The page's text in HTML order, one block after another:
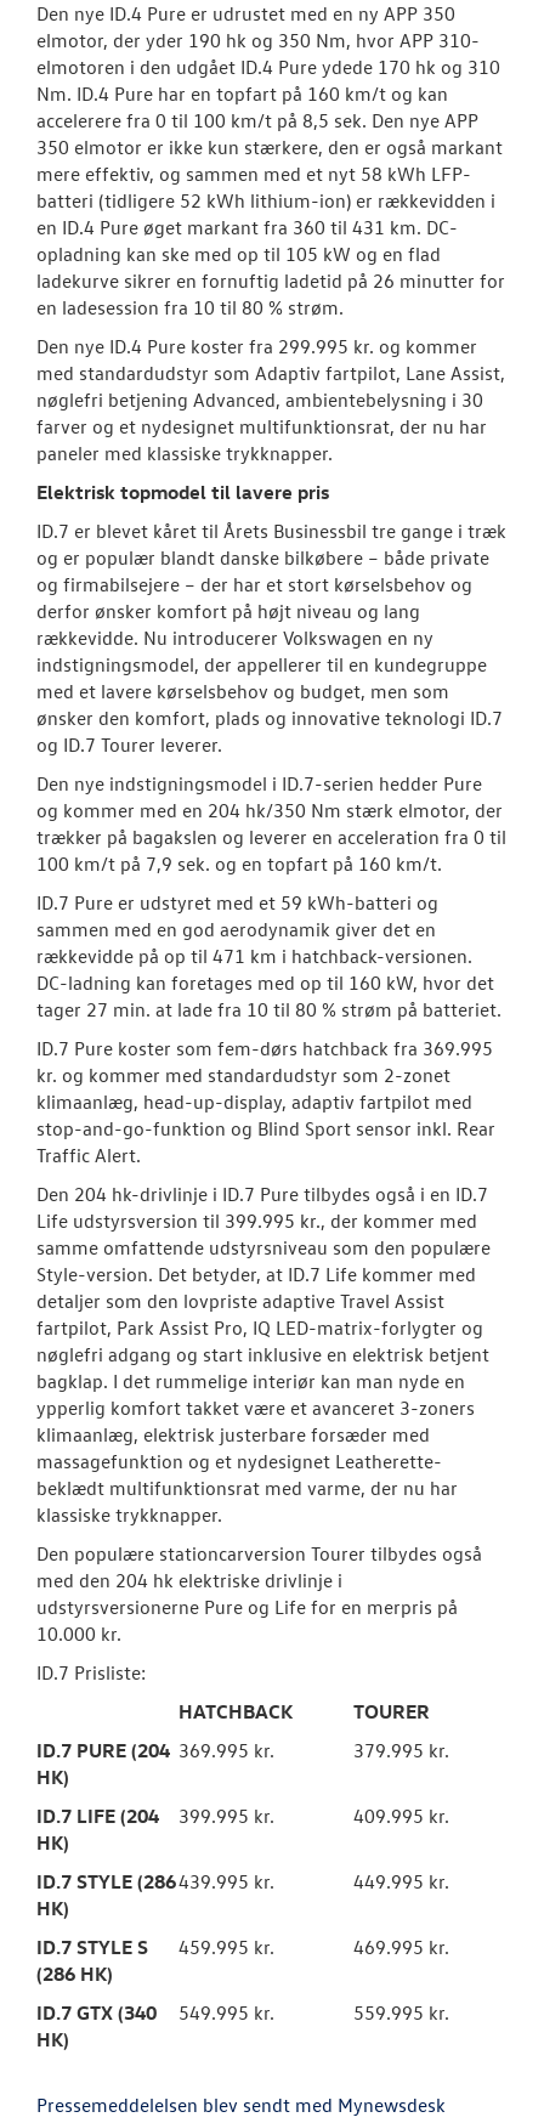
Den nye ID.4 Pure er udrustet med en ny APP 350
elmotor, der yder 190 hk og 350 Nm, hvor APP 310-
elmotoren i den udgået ID.4 Pure ydede 170 hk og 310
Nm. ID.4 Pure har en topfart på 160 km/t og kan
accelerere fra 0 til 100 km/t på 8,5 sek. Den nye APP
350 elmotor er ikke kun stærkere, den er også markant
mere effektiv, og sammen med et nyt 58 kWh LFP-
batteri (tidligere 52 kWh lithium-ion) er rækkevidden i
en ID.4 Pure øget markant fra 360 til 431 km. DC-
opladning kan ske med op til 105 kW og en flad
ladekurve sikrer en fornuftig ladetid på 26 minutter for
en ladesession fra 10 til 80 % strøm.
Den nye ID.4 Pure koster fra 299.995 kr. og kommer
med standardudstyr som Adaptiv fartpilot, Lane Assist,
nøglefri betjening Advanced, ambientebelysning i 30
farver og et nydesignet multifunktionsrat, der nu har
paneler med klassiske trykknapper.
Elektrisk topmodel til lavere pris
ID.7 er blevet kåret til Årets Businessbil tre gange i træk
og er populær blandt danske bilkøbere – både private
og firmabilsejere – der har et stort kørselsbehov og
derfor ønsker komfort på højt niveau og lang
rækkevidde. Nu introducerer Volkswagen en ny
indstigningsmodel, der appellerer til en kundegruppe
med et lavere kørselsbehov og budget, men som
ønsker den komfort, plads og innovative teknologi ID.7
og ID.7 Tourer leverer.
Den nye indstigningsmodel i ID.7-serien hedder Pure
og kommer med en 204 hk/350 Nm stærk elmotor, der
trækker på bagakslen og leverer en acceleration fra 0 til
100 km/t på 7,9 sek. og en topfart på 160 km/t.
ID.7 Pure er udstyret med et 59 kWh-batteri og
sammen med en god aerodynamik giver det en
rækkevidde på op til 471 km i hatchback-versionen.
DC-ladning kan foretages med op til 160 kW, hvor det
tager 27 min. at lade fra 10 til 80 % strøm på batteriet.
ID.7 Pure koster som fem-dørs hatchback fra 369.995
kr. og kommer med standardudstyr som 2-zonet
klimaanlæg, head-up-display, adaptiv fartpilot med
stop-and-go-funktion og Blind Sport sensor inkl. Rear
Traffic Alert.
Den 204 hk-drivlinje i ID.7 Pure tilbydes også i en ID.7
Life udstyrsversion til 399.995 kr., der kommer med
samme omfattende udstyrsniveau som den populære
Style-version. Det betyder, at ID.7 Life kommer med
detaljer som den lovpriste adaptive Travel Assist
fartpilot, Park Assist Pro, IQ LED-matrix-forlygter og
nøglefri adgang og start inklusive en elektrisk betjent
bagklap. I det rummelige interiør kan man nyde en
ypperlig komfort takket være et avanceret 3-zoners
klimaanlæg, elektrisk justerbare forsæder med
massagefunktion og et nydesignet Leatherette-
beklædt multifunktionsrat med varme, der nu har
klassiske trykknapper.
Den populære stationcarversion Tourer tilbydes også
med den 204 hk elektriske drivlinje i
udstyrsversionerne Pure og Life for en merpris på
10.000 kr.
ID.7 Prisliste:
HATCHBACK
TOURER
ID.7 PURE (204
HK)
369.995 kr. 379.995 kr.
ID.7 LIFE (204
HK)
399.995 kr. 409.995 kr.
ID.7 STYLE (286
HK)
439.995 kr. 449.995 kr.
ID.7 STYLE S
(286 HK)
459.995 kr. 469.995 kr.
ID.7 GTX (340
HK)
549.995 kr. 559.995 kr.
Pressemeddelelsen blev sendt med Mynewsdesk